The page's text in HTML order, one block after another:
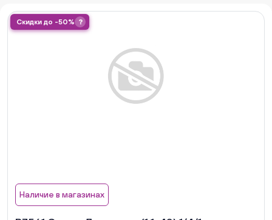
Скидки до -50% ?
Наличие в магазинах